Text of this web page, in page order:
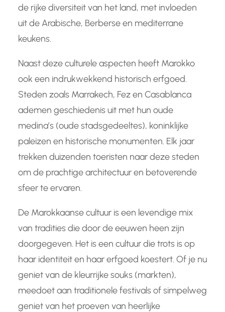
de rijke diversiteit van het land, met invloeden
uit de Arabische, Berberse en mediterrane
keukens.
Naast deze culturele aspecten heeft Marokko
ook een indrukwekkend historisch erfgoed.
Steden zoals Marrakech, Fez en Casablanca
ademen geschiedenis uit met hun oude
medina’s (oude stadsgedeeltes), koninklijke
paleizen en historische monumenten. Elk jaar
trekken duizenden toeristen naar deze steden
om de prachtige architectuur en betoverende
sfeer te ervaren.
De Marokkaanse cultuur is een levendige mix
van tradities die door de eeuwen heen zijn
doorgegeven. Het is een cultuur die trots is op
haar identiteit en haar erfgoed koestert. Of je nu
geniet van de kleurrijke souks (markten),
meedoet aan traditionele festivals of simpelweg
geniet van het proeven van heerlijke